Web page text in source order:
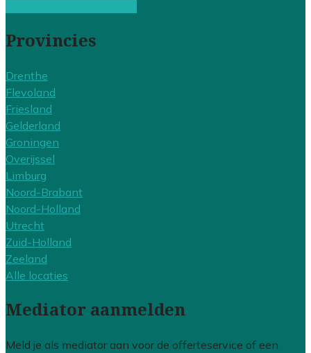
Provincies
Drenthe
Flevoland
Friesland
Gelderland
Groningen
Overijssel
Limburg
Noord-Brabant
Noord-Holland
Utrecht
Zuid-Holland
Zeeland
Alle locaties
Mediator aanmelden
Meld je als mediator aan voor de offerteservice of een